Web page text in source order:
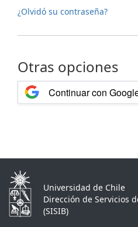
¿Olvidó su contraseña?
Otras opciones
Continuar con
Universidad de Chile
Dirección de Servicios
(SISIB)